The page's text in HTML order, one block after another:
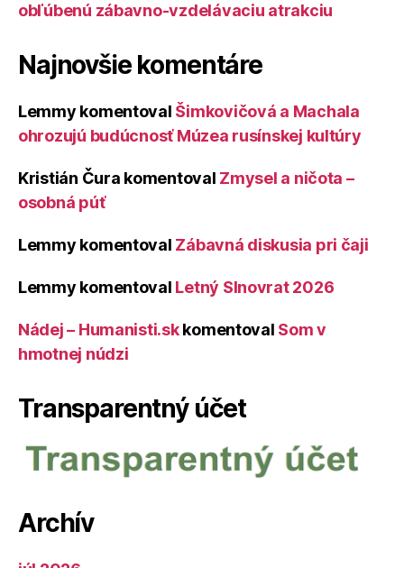
obľúbenú zábavno-vzdelávaciu atrakciu
Najnovšie komentáre
Lemmy komentoval Šimkovičová a Machala
ohrozujú budúcnosť Múzea rusínskej kultúry
Kristián Čura komentoval Zmysel a ničota –
osobná púť
Lemmy komentoval Zábavná diskusia pri čaji
Lemmy komentoval Letný Slnovrat 2026
Nádej – Humanisti.skkomentoval Som v
hmotnej núdzi
Transparentný účet
Archív